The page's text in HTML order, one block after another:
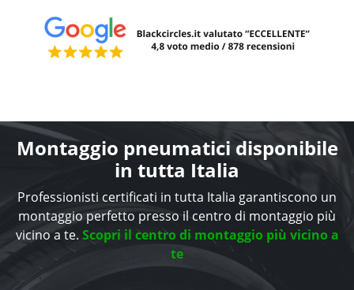
Montaggio pneumatici disponibile
in tutta Italia
Professionisti certificati in tutta Italia garantiscono un
montaggio perfetto presso il centro di montaggio più
vicino a te. Scopri il centro di montaggio più vicino a
te